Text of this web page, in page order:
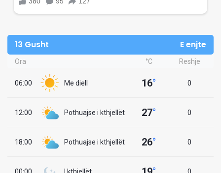
13 Gusht E enjte
Ora °C Reshje
06:00 Me diell 16° 0
12:00 Pothuajse i kthjellët 27° 0
18:00 Pothuajse i kthjellët 26° 0
00:00 I kthjellët 0